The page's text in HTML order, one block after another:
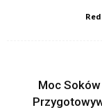
Moc